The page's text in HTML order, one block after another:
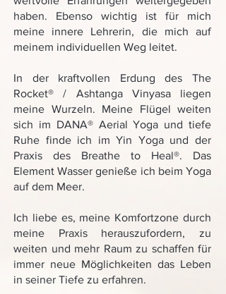
haben. Ebenso wichtig ist für mich
meine innere Lehrerin, die mich auf
meinem individuellen Weg leitet.
In der kraftvollen Erdung des The
Rocket® / Ashtanga Vinyasa liegen
meine Wurzeln. Meine Flügel weiten
sich im DANA® Aerial Yoga und tiefe
Ruhe finde ich im Yin Yoga und der
Praxis des Breathe to Heal®. Das
Element Wasser genieße ich beim Yoga
auf dem Meer.
Ich liebe es, meine Komfortzone durch
meine Praxis herauszufordern, zu
weiten und mehr Raum zu schaffen für
immer neue Möglichkeiten das Leben
in seiner Tiefe zu erfahren.